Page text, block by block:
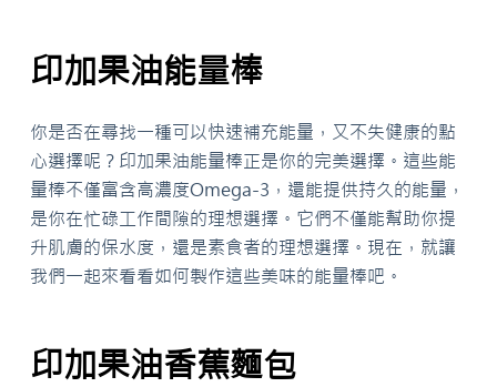
印加果油能量棒
你是否在尋找一種可以快速補充能量，又不失健康的點
心選擇呢？印加果油能量棒正是你的完美選擇。這些能
量棒不僅富含高濃度Omega-3，還能提供持久的能量，
是你在忙碌工作間隙的理想選擇。它們不僅能幫助你提
升肌膚的保水度，還是素食者的理想選擇。現在，就讓
我們一起來看看如何製作這些美味的能量棒吧。
印加果油香蕉麵包